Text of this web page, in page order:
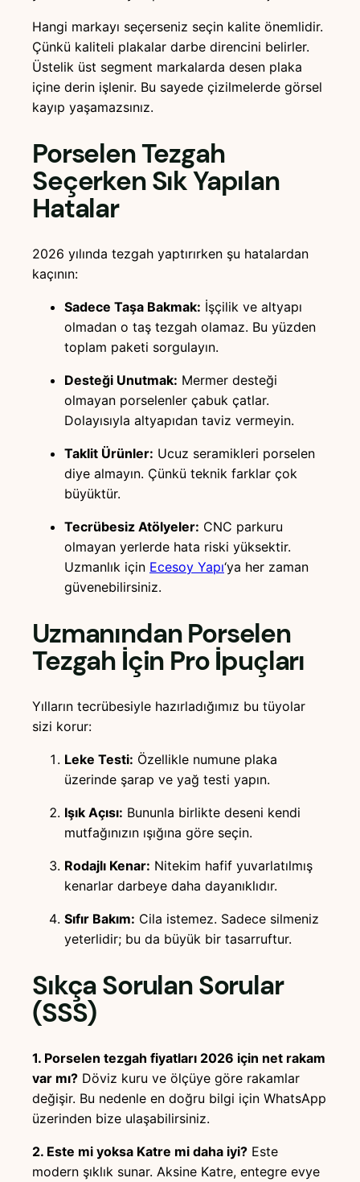
Hangi markayı seçerseniz seçin kalite önemlidir.
Çünkü kaliteli plakalar darbe direncini belirler.
Üstelik üst segment markalarda desen plaka
içine derin işlenir. Bu sayede çizilmelerde görsel
kayıp yaşamazsınız.
Porselen Tezgah
Seçerken Sık Yapılan
Hatalar
2026 yılında tezgah yaptırırken şu hatalardan
kaçının:
Sadece Taşa Bakmak: İşçilik ve altyapı
olmadan o taş tezgah olamaz. Bu yüzden
toplam paketi sorgulayın.
Desteği Unutmak: Mermer desteği
olmayan porselenler çabuk çatlar.
Dolayısıyla altyapıdan taviz vermeyin.
Taklit Ürünler: Ucuz seramikleri porselen
diye almayın. Çünkü teknik farklar çok
büyüktür.
Tecrübesiz Atölyeler: CNC parkuru
olmayan yerlerde hata riski yüksektir.
Uzmanlık için Ecesoy Yapı‘ya her zaman
güvenebilirsiniz.
Uzmanından Porselen
Tezgah İçin Pro İpuçları
Yılların tecrübesiyle hazırladığımız bu tüyolar
sizi korur:
Leke Testi: Özellikle numune plaka
üzerinde şarap ve yağ testi yapın.
Işık Açısı: Bununla birlikte deseni kendi
mutfağınızın ışığına göre seçin.
Rodajlı Kenar: Nitekim hafif yuvarlatılmış
kenarlar darbeye daha dayanıklıdır.
Sıfır Bakım: Cila istemez. Sadece silmeniz
yeterlidir; bu da büyük bir tasarruftur.
Sıkça Sorulan Sorular
(SSS)
1. Porselen tezgah fiyatları 2026 için net rakam
var mı? Döviz kuru ve ölçüye göre rakamlar
değişir. Bu nedenle en doğru bilgi için WhatsApp
üzerinden bize ulaşabilirsiniz.
2. Este mi yoksa Katre mi daha iyi? Este
modern şıklık sunar. Aksine Katre, entegre evye